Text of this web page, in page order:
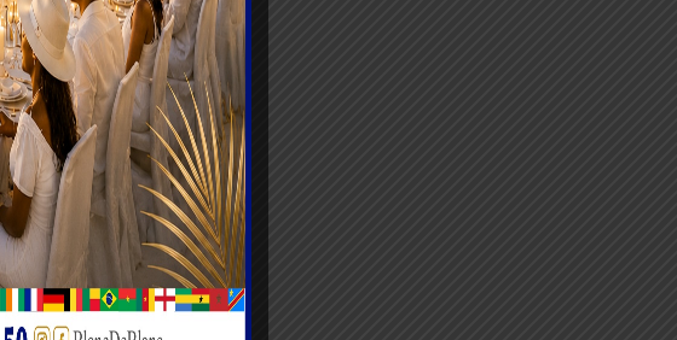
elle précisé, tout en
scolaires.
directeur
».
des
Nathalie Montgolfièr.